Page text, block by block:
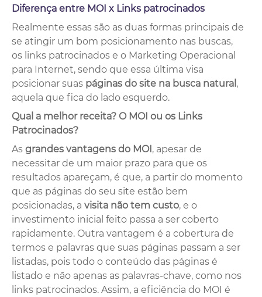
Diferença entre MOI x Links patrocinados
Realmente essas são as duas formas principais de
se atingir um bom posicionamento nas buscas,
os links patrocinados e o Marketing Operacional
para Internet, sendo que essa última visa
posicionar suas páginas do site na busca natural ,
aquela que fica do lado esquerdo.
Qual a melhor receita? O MOI ou os Links
Patrocinados?
As grandes vantagens do MOI, apesar de
necessitar de um maior prazo para que os
resultados apareçam, é que, a partir do momento
que as páginas do seu site estão bem
posicionadas, a visita não tem custo, e o
investimento inicial feito passa a ser coberto
rapidamente. Outra vantagem é a cobertura de
termos e palavras que suas páginas passam a ser
listadas, pois todo o conteúdo das páginas é
listado e não apenas as palavras-chave, como nos
links patrocinados. Assim, a eficiência do MOI é